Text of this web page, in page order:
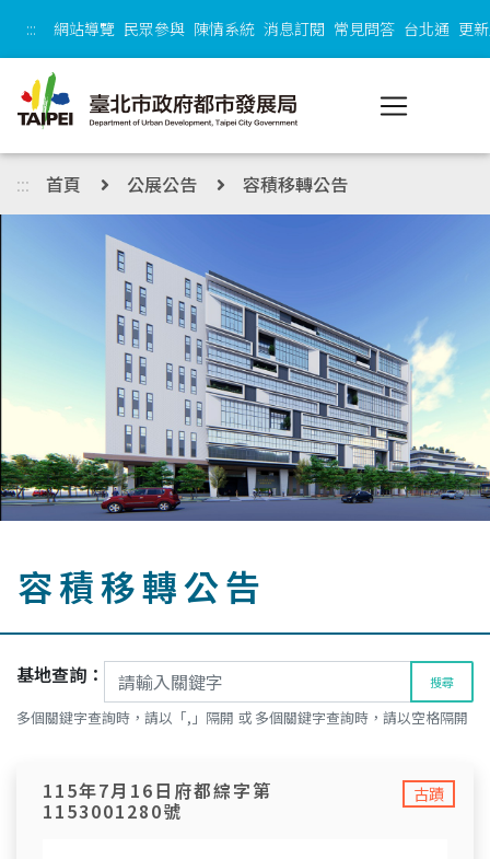
::: 網站導覽 民眾參與 陳情系統 消息訂閱 常見問答 台北通 更
::: 首頁 公展公告 容積移轉公告
容積移轉公告
基地查詢： 搜尋
多個關鍵字查詢時，請以「,」隔開 或 多個關鍵字查詢時，請以空格隔開
古蹟
115年7月16日府都綜字第
1153001280號